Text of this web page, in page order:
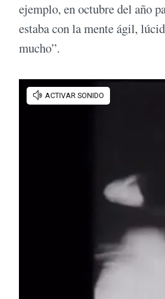
ejemplo, en octubre del año
estaba con la mente ágil,
mucho”.